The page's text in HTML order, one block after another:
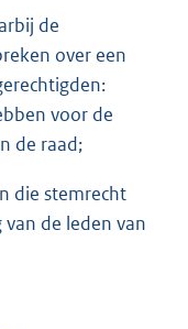
de
over een
voor de
de raad;
die stemrecht
de leden van